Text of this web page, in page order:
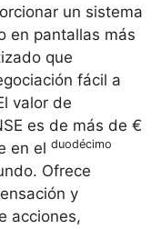
un sistema
en pantallas más
que
fácil a
valor de
es de más de €
en el duodécimo
Ofrece
y
acciones,